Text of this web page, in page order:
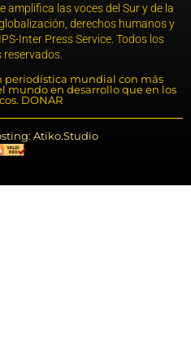
amplifica las voces del Sur y de la
derechos humanos y
Inter Press Service. Todos los
reservados.
periodística mundial con más
mundo en desarrollo que en los
DONAR
Atiko.Studio